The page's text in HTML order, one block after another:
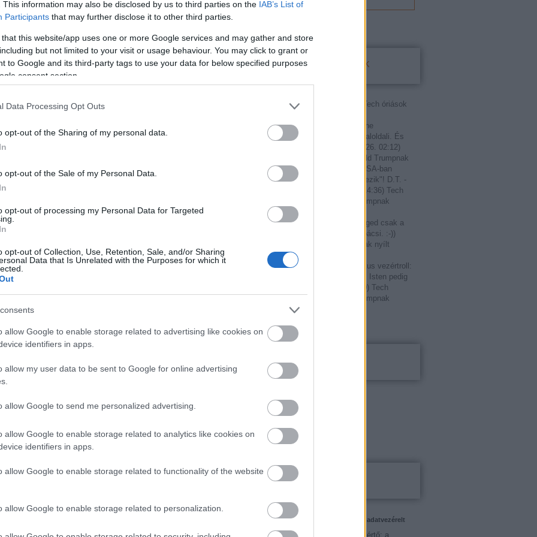
This information may also be disclosed by us to third parties on the IAB’s List of
Participants that may further disclose it to other third parties.
that this website/app uses one or more Google services and may gather and store
but not limited to your visit or usage behaviour. You may click to grant or
to Google and its third-party tags to use your data for below specified purposes
consent section.
Data Processing Opt Outs
opt-out of the Sharing of my personal data.
opt-out of the Sale of my Personal Data.
opt-out of processing my Personal Data for Targeted
opt-out of Collection, Use, Retention, Sale, and/or Sharing
Data that Is Unrelated with the Purposes for which it
allow Google to enable storage related to advertising like cookies on
identifiers in apps.
allow my user data to be sent to Google for online advertising
allow Google to send me personalized advertising.
allow Google to enable storage related to analytics like cookies on
identifiers in apps.
allow Google to enable storage related to functionality of the website
allow Google to enable storage related to personalization.
Utolsó kommentek
fasza 2020.11.08. 18:35
Tech óriások
Trump meg kérte őket hogy ne
cenzúrázzanak mindenkit aki nem baloldali. És
2019.06.26. 02:12)
Tech óriások írtak nyílt levelet Donald Trumpnak
Katalin Markovics:
T. Szerző! Az USA-ban
olyan, mint miniszterelnök, "nem létezik"! D.T. -
2018.02.13. 14:36) Tech
óriások írtak nyílt levelet Donald Trumpnak
Kurt úrfi teutonordikus vezértroll:
@VaradiJanos: Mert nekem van. Téged csak a
lelenc házban szoptattak. A portás bácsi. :-))
Tech óriások írtak nyílt
levelet Donald Trumpnak
VaradiJanos:@Kurt úrfi teutonordikus vezértroll:
És? Putyin pedig Oroszországot. Az Isten pedig
2017.09.02. 16:30) Tech
óriások írtak nyílt levelet Donald Trumpnak
Lakáshitel kalkulátor
Befektetési alapok
Vállalati bankszámla
Blogajánló
Róth Miklós keresőmarketing szakértő: adatvezérelt
Róth Miklós keresőmarketing szakértő: a
mire megy vele?
elkerülheted a
pénzügyi
5774628
Marinéni döntse el népszavazáson, hogy bővítsük-e a Paksi